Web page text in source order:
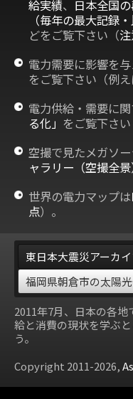
給実績、 日本全国
（毎年の最大記録・
どをご覧下さい（
電力需要に影響を
をご覧下さい（例
電力供給・需要に
る化」 をご覧下さ
空撮で見たメガソ
ャラリー（空撮全
世界の電力マップは
点）。
東日本大震災アーカ
福岡県朝倉市の太陽
2011年7月、日本の各
給と消費の現状を学ぶ
う。
Copyright 2011-2026,